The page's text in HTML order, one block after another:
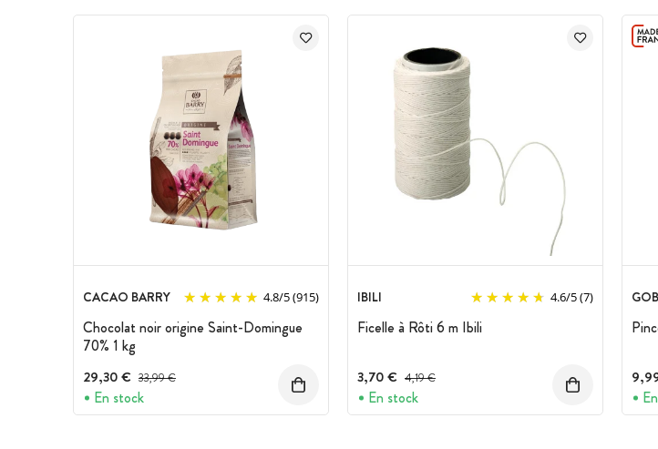
CACAO BARRY 4.8/5(915)
Chocolat noir origine Saint-Domingue
70% 1 kg
29,30 € Prix avant réduction :
33,99 €
En stock
IBILI 4.6/5(7)
Ficelle à Rôti 6 m Ibili
3,70 € Prix avant réduction :
4,19 €
En stock